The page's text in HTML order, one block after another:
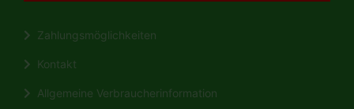
Zahlungsmöglichkeiten
Kontakt
Allgemeine Verbraucherinformation